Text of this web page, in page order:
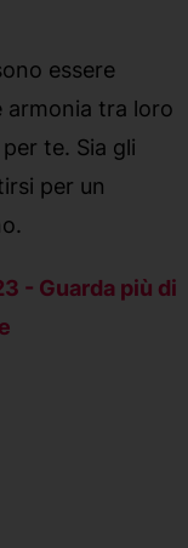
essere
armonia tra loro
te. Sia gli
per un
- Guarda più di